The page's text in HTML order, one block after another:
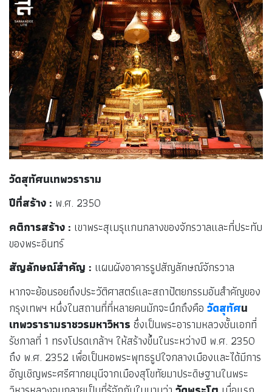
วัดสุทัศนเทพวราราม
ปีที่สร้าง : พ.ศ. 2350
คติการสร้าง : เขาพระสุเมรุแกนกลางของจักรวาลและที่ประทับ
ของพระอินทร์
สัญลักษณ์สำคัญ : แผนผังอาคารรูปสัญลักษณ์จักรวาล
หากจะย้อนรอยถึงประวัติศาสตร์และสถาปัตยกรรมอันสำคัญของ
กรุงเทพฯ หนึ่งในสถานที่ที่หลายคนมักจะนึกถึงคือ วัดสุทัศน
เทพวรารามราชวรมหาวิหาร ซึ่งเป็นพระอารามหลวงชั้นเอกที่
รัชกาลที่ 1 ทรงโปรดเกล้าฯ ให้สร้างขึ้นในระหว่างปี พ.ศ. 2350
ถึง พ.ศ. 2352 เพื่อเป็นหอพระพุทธรูปใจกลางเมืองและได้มีการ
อัญเชิญพระศรีศากยมุนีจากเมืองสุโขทัยมาประดิษฐานในพระ